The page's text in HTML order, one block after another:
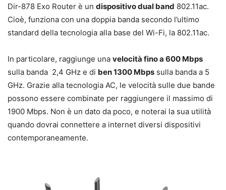
Dir-878 Exo Router è un dispositivo dual band 802.11ac.
Cioè, funziona con una doppia banda secondo l’ultimo
standard della tecnologia alla base del Wi-Fi, la 802.11ac.
In particolare, raggiunge una velocità fino a 600 Mbps
sulla banda 2,4 GHz e di ben 1300 Mbps sulla banda a 5
GHz. Grazie alla tecnologia AC, le velocità sulle due bande
possono essere combinate per raggiungere il massimo di
1900 Mbps. Non è un dato da poco, e noterai la sua utilità
quando dovrai connettere a internet diversi dispositivi
contemporaneamente.